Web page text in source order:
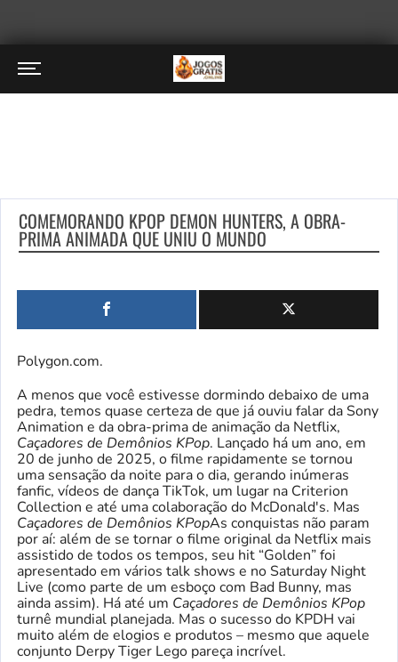
COMEMORANDO KPOP DEMON HUNTERS, A OBRA-
PRIMA ANIMADA QUE UNIU O MUNDO
Polygon.com.
A menos que você estivesse dormindo debaixo de uma
pedra, temos quase certeza de que já ouviu falar da Sony
Animation e da obra-prima de animação da Netflix,
Caçadores de Demônios KPop. Lançado há um ano, em
20 de junho de 2025, o filme rapidamente se tornou
uma sensação da noite para o dia, gerando inúmeras
fanfic, vídeos de dança TikTok, um lugar na Criterion
Collection e até uma colaboração do McDonald's. Mas
Caçadores de Demônios KPopAs conquistas não param
por aí: além de se tornar o filme original da Netflix mais
assistido de todos os tempos, seu hit “Golden” foi
apresentado em vários talk shows e no Saturday Night
Live (como parte de um esboço com Bad Bunny, mas
ainda assim). Há até um Caçadores de Demônios KPop
turnê mundial planejada. Mas o sucesso do KPDH vai
muito além de elogios e produtos – mesmo que aquele
conjunto Derpy Tiger Lego pareça incrível.